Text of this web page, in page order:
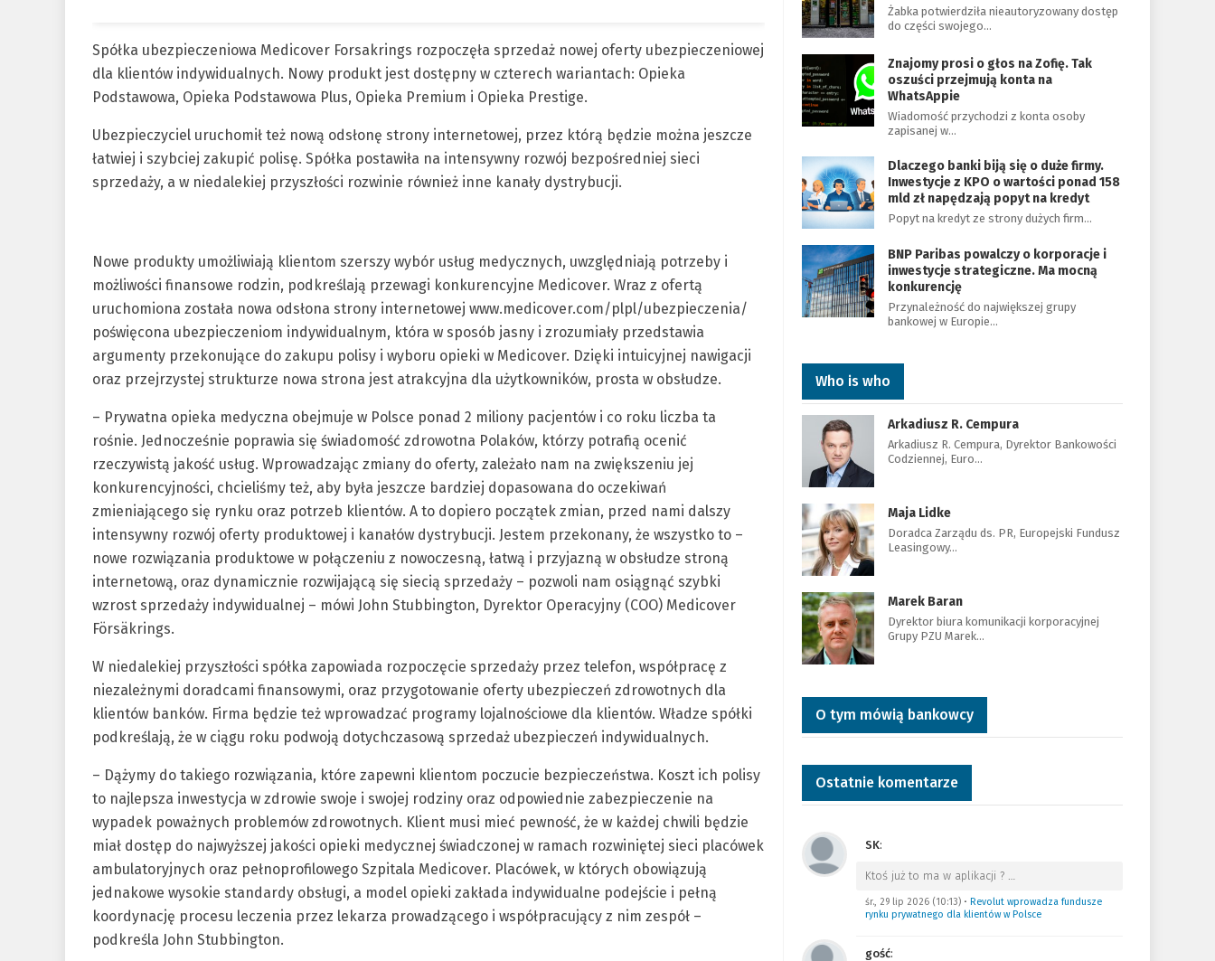
Spółka ubezpieczeniowa Medicover Forsakrings rozpoczęła sprzedaż nowej oferty ubezpieczeniowej
dla klientów indywidualnych. Nowy produkt jest dostępny w czterech wariantach: Opieka
Podstawowa, Opieka Podstawowa Plus, Opieka Premium i Opieka Prestige.
Ubezpieczyciel uruchomił też nową odsłonę strony internetowej, przez którą będzie można jeszcze
łatwiej i szybciej zakupić polisę. Spółka postawiła na intensywny rozwój bezpośredniej sieci
sprzedaży, a w niedalekiej przyszłości rozwinie również inne kanały dystrybucji.
Nowe produkty umożliwiają klientom szerszy wybór usług medycznych, uwzględniają potrzeby i
możliwości finansowe rodzin, podkreślają przewagi konkurencyjne Medicover. Wraz z ofertą
uruchomiona została nowa odsłona strony internetowej www.medicover.com/plpl/ubezpieczenia/
poświęcona ubezpieczeniom indywidualnym, która w sposób jasny i zrozumiały przedstawia
argumenty przekonujące do zakupu polisy i wyboru opieki w Medicover. Dzięki intuicyjnej nawigacji
oraz przejrzystej strukturze nowa strona jest atrakcyjna dla użytkowników, prosta w obsłudze.
– Prywatna opieka medyczna obejmuje w Polsce ponad 2 miliony pacjentów i co roku liczba ta
rośnie. Jednocześnie poprawia się świadomość zdrowotna Polaków, którzy potrafią ocenić
rzeczywistą jakość usług. Wprowadzając zmiany do oferty, zależało nam na zwiększeniu jej
konkurencyjności, chcieliśmy też, aby była jeszcze bardziej dopasowana do oczekiwań
zmieniającego się rynku oraz potrzeb klientów. A to dopiero początek zmian, przed nami dalszy
intensywny rozwój oferty produktowej i kanałów dystrybucji. Jestem przekonany, że wszystko to –
nowe rozwiązania produktowe w połączeniu z nowoczesną, łatwą i przyjazną w obsłudze stroną
internetową, oraz dynamicznie rozwijającą się siecią sprzedaży – pozwoli nam osiągnąć szybki
wzrost sprzedaży indywidualnej – mówi John Stubbington, Dyrektor Operacyjny (COO) Medicover
Försäkrings.
W niedalekiej przyszłości spółka zapowiada rozpoczęcie sprzedaży przez telefon, współpracę z
niezależnymi doradcami finansowymi, oraz przygotowanie oferty ubezpieczeń zdrowotnych dla
klientów banków. Firma będzie też wprowadzać programy lojalnościowe dla klientów. Władze spółki
podkreślają, że w ciągu roku podwoją dotychczasową sprzedaż ubezpieczeń indywidualnych.
– Dążymy do takiego rozwiązania, które zapewni klientom poczucie bezpieczeństwa. Koszt ich polisy
to najlepsza inwestycja w zdrowie swoje i swojej rodziny oraz odpowiednie zabezpieczenie na
wypadek poważnych problemów zdrowotnych. Klient musi mieć pewność, że w każdej chwili będzie
miał dostęp do najwyższej jakości opieki medycznej świadczonej w ramach rozwiniętej sieci placówek
ambulatoryjnych oraz pełnoprofilowego Szpitala Medicover. Placówek, w których obowiązują
jednakowe wysokie standardy obsługi, a model opieki zakłada indywidualne podejście i pełną
koordynację procesu leczenia przez lekarza prowadzącego i współpracujący z nim zespół –
podkreśla John Stubbington.
Żabka potwierdziła nieautoryzowany dostęp
do części swojego…
Znajomy prosi o głos na Zofię. Tak
oszuści przejmują konta na
WhatsAppie
Wiadomość przychodzi z konta osoby
zapisanej w…
Dlaczego banki biją się o duże firmy.
Inwestycje z KPO o wartości ponad 158
mld zł napędzają popyt na kredyt
Popyt na kredyt ze strony dużych firm…
BNP Paribas powalczy o korporacje i
inwestycje strategiczne. Ma mocną
konkurencję
Przynależność do największej grupy
bankowej w Europie…
Who is who
Arkadiusz R. Cempura
Arkadiusz R. Cempura, Dyrektor Bankowości
Codziennej, Euro…
Maja Lidke
Doradca Zarządu ds. PR, Europejski Fundusz
Leasingowy…
Marek Baran
Dyrektor biura komunikacji korporacyjnej
Grupy PZU Marek…
O tym mówią bankowcy
Ostatnie komentarze
SK:
Ktoś już to ma w aplikacji ? …
śr., 29 lip 2026 (10:13)• Revolut wprowadza fundusze
rynku prywatnego dla klientów w Polsce
gość: